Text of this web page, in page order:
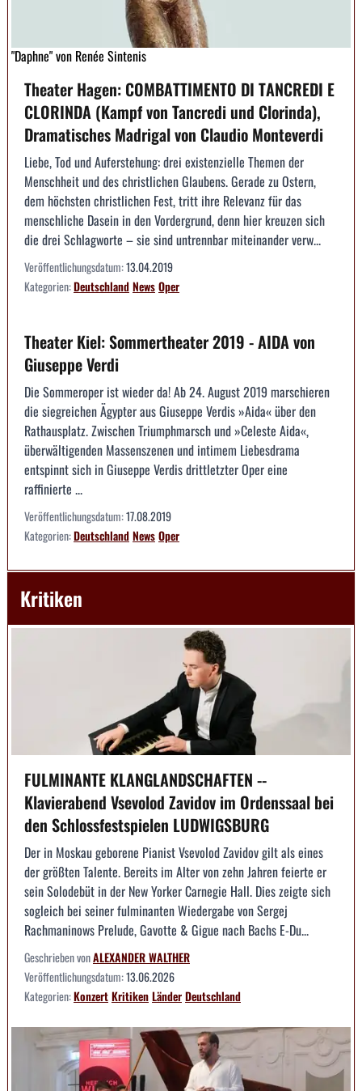
"Daphne" von Renée Sintenis
Theater Hagen: COMBATTIMENTO DI TANCREDI E
CLORINDA (Kampf von Tancredi und Clorinda),
Dramatisches Madrigal von Claudio Monteverdi
Liebe, Tod und Auferstehung: drei existenzielle Themen der
Menschheit und des christlichen Glaubens. Gerade zu Ostern,
dem höchsten christlichen Fest, tritt ihre Relevanz für das
menschliche Dasein in den Vordergrund, denn hier kreuzen sich
die drei Schlagworte – sie sind untrennbar miteinander verw...
Veröffentlichungsdatum:13.04.2019
Kategorien:DeutschlandNewsOper
Theater Kiel: Sommertheater 2019 - AIDA von
Giuseppe Verdi
Die Sommeroper ist wieder da! Ab 24. August 2019 marschieren
die siegreichen Ägypter aus Giuseppe Verdis »Aida« über den
Rathausplatz. Zwischen Triumphmarsch und »Celeste Aida«,
überwältigenden Massenszenen und intimem Liebesdrama
entspinnt sich in Giuseppe Verdis drittletzter Oper eine
raffinierte ...
Veröffentlichungsdatum:17.08.2019
Kategorien:DeutschlandNewsOper
Kritiken
FULMINANTE KLANGLANDSCHAFTEN --
Klavierabend Vsevolod Zavidov im Ordenssaal bei
den Schlossfestspielen LUDWIGSBURG
Der in Moskau geborene Pianist Vsevolod Zavidov gilt als eines
der größten Talente. Bereits im Alter von zehn Jahren feierte er
sein Solodebüt in der New Yorker Carnegie Hall. Dies zeigte sich
sogleich bei seiner fulminanten Wiedergabe von Sergej
Rachmaninows Prelude, Gavotte & Gigue nach Bachs E-Du...
Geschrieben vonALEXANDER WALTHER
Veröffentlichungsdatum:13.06.2026
Kategorien:KonzertKritikenLänderDeutschland